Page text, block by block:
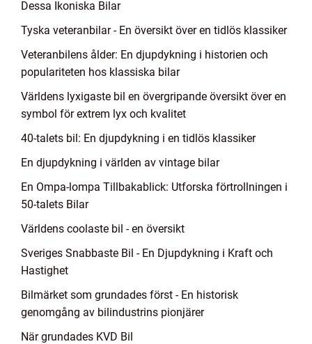
Dessa Ikoniska Bilar
Tyska veteranbilar - En översikt över en tidlös klassiker
Veteranbilens ålder: En djupdykning i historien och
populariteten hos klassiska bilar
Världens lyxigaste bil en övergripande översikt över en
symbol för extrem lyx och kvalitet
40-talets bil: En djupdykning i en tidlös klassiker
En djupdykning i världen av vintage bilar
En Ompa-lompa Tillbakablick: Utforska förtrollningen i
50-talets Bilar
Världens coolaste bil - en översikt
Sveriges Snabbaste Bil - En Djupdykning i Kraft och
Hastighet
Bilmärket som grundades först - En historisk
genomgång av bilindustrins pionjärer
När grundades KVD Bil